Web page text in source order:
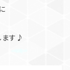
ます♪